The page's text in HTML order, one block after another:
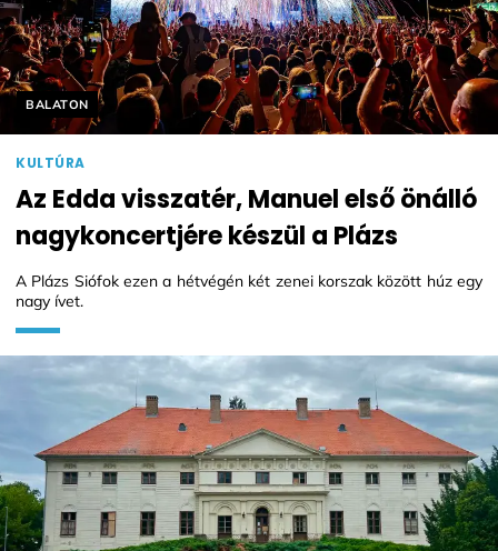
Helyszín címkék:
BALATON
KULTÚRA
Az Edda visszatér, Manuel első önálló
nagykoncertjére készül a Plázs
A Plázs Siófok ezen a hétvégén két zenei korszak között húz egy
nagy ívet.